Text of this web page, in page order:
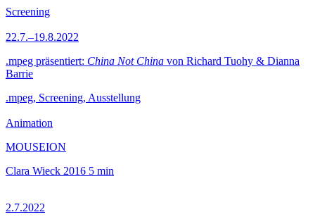
Screening
22.7.–19.8.2022
.mpeg präsentiert: China Not China von Richard Tuohy & Dianna
Barrie
.mpeg, Screening, Ausstellung
Animation
MOUSEION
Clara Wieck 2016 5 min
2.7.2022